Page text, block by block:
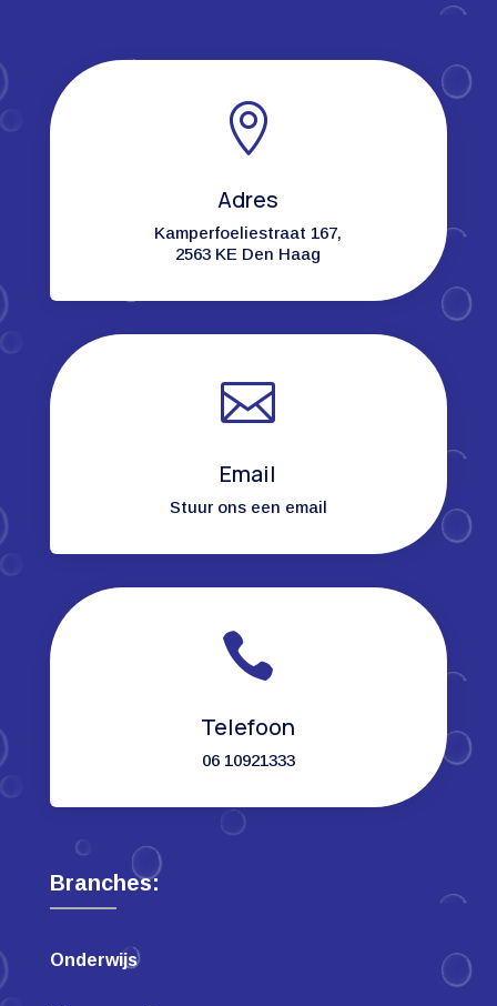

Adres
Kamperfoeliestraat 167,
2563 KE Den Haag

Email
Stuur ons een email

Telefoon
06 10921333
Branches:
Onderwijs